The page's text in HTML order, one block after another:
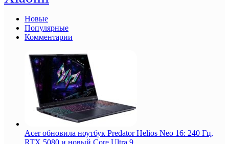
Новые
Популярные
Комментарии
Acer обновила ноутбук Predator Helios Neo 16: 240 Гц,
RTX 5080 и новый Core Ultra 9